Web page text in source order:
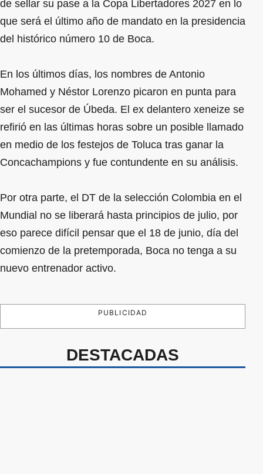
de sellar su pase a la Copa Libertadores 2027 en lo
que será el último año de mandato en la presidencia
del histórico número 10 de Boca.
En los últimos días, los nombres de Antonio
Mohamed y Néstor Lorenzo picaron en punta para
ser el sucesor de Úbeda. El ex delantero xeneize se
refirió en las últimas horas sobre un posible llamado
en medio de los festejos de Toluca tras ganar la
Concachampions y fue contundente en su análisis.
Por otra parte, el DT de la selección Colombia en el
Mundial no se liberará hasta principios de julio, por
eso parece difícil pensar que el 18 de junio, día del
comienzo de la pretemporada, Boca no tenga a su
nuevo entrenador activo.
PUBLICIDAD
DESTACADAS